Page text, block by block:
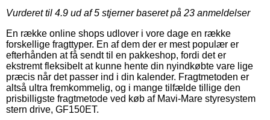
Vurderet til 4.9 ud af 5 stjerner baseret på 23 anmeldelser
En række online shops udlover i vore dage en række
forskellige fragttyper. En af dem der er mest populær er
efterhånden at få sendt til en pakkeshop, fordi det er
ekstremt fleksibelt at kunne hente din nyindkøbte vare lige
præcis når det passer ind i din kalender. Fragtmetoden er
altså ultra fremkommelig, og i mange tilfælde tillige den
prisbilligste fragtmetode ved køb af Mavi-Mare styresystem
stern drive, GF150ET.